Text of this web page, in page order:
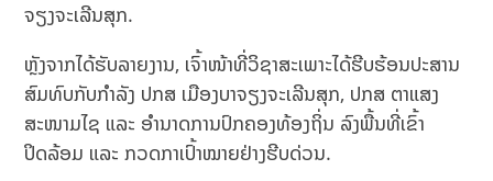
ຈຽງຈະເລີນສຸກ.
ຫຼັງຈາກໄດ້ຮັບລາຍງານ, ເຈົ້າໜ້າທີ່ວິຊາສະເພາະໄດ້ຮີບຮ້ອນປະສານ
ສົມທົບກັບກຳລັງ ປກສ ເມືອງບາຈຽງຈະເລີນສຸກ, ປກສ ຕາແສງ
ສະໜາມໄຊ ແລະ ອຳນາດການປົກຄອງທ້ອງຖິ່ນ ລົງພື້ນທີ່ເຂົ້າ
ປິດລ້ອມ ແລະ ກວດກາເປົ້າໝາຍຢ່າງຮີບດ່ວນ.